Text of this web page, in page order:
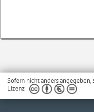
Sofern nicht anders
Lizenz